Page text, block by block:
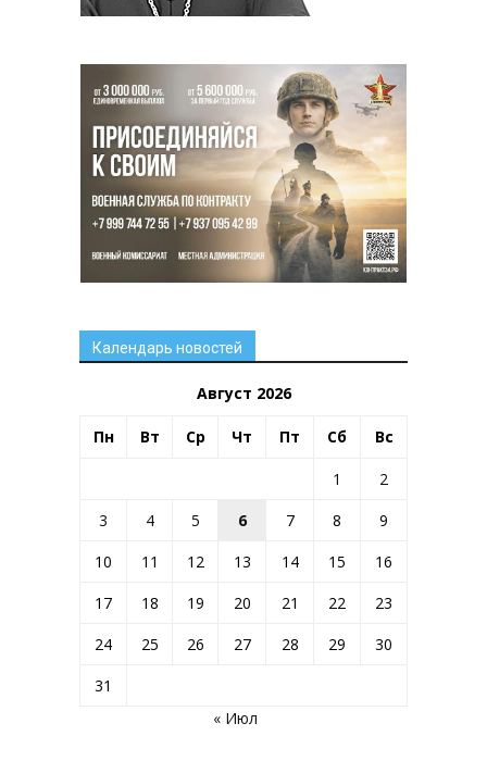
Календарь новостей
Август 2026
Пн Вт Ср Чт Пт Сб Вс
1
2
3
4 5 6 7 8
9
10
11 12 13 14 15
16
17
18 19 20 21 22
23
24
25 26 27 28 29
30
31
« Июл